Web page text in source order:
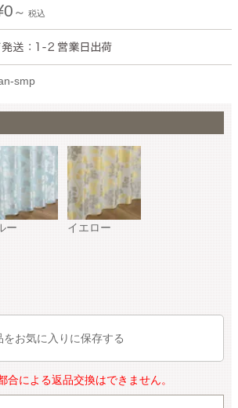
0 税込
smp
ー イエロー
をお気に入りに保存する
合による返品交換はできません。